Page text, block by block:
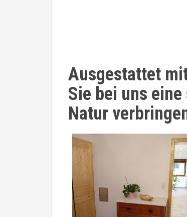
Ausgestattet
Sie bei uns
Natur